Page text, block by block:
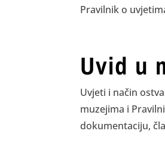
Pravilnik o
Uvid u
Uvjeti i način
muzejima i
dokumentaciju,